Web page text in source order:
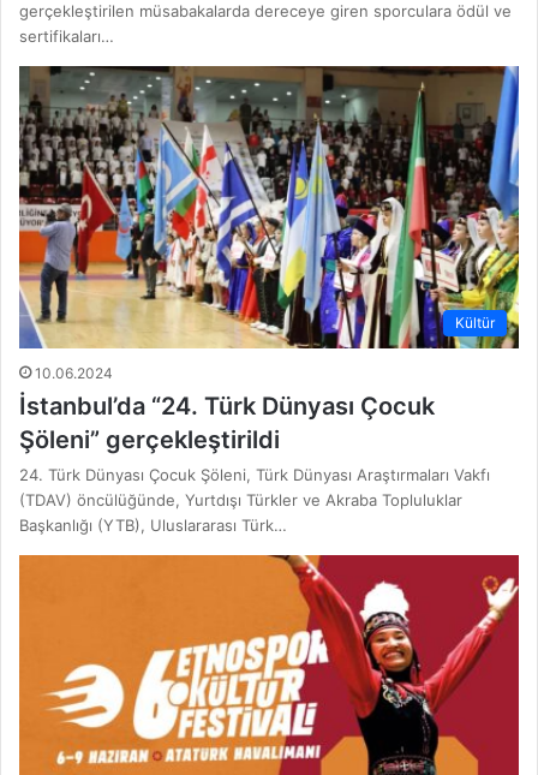
gerçekleştirilen müsabakalarda dereceye giren sporculara ödül ve
sertifikaları…
Kültür
10.06.2024
İstanbul’da “24. Türk Dünyası Çocuk
Şöleni” gerçekleştirildi
24. Türk Dünyası Çocuk Şöleni, Türk Dünyası Araştırmaları Vakfı
(TDAV) öncülüğünde, Yurtdışı Türkler ve Akraba Topluluklar
Başkanlığı (YTB), Uluslararası Türk…